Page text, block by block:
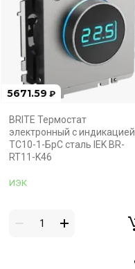
5671.59 ₽
BRITE Термостат
электронный с индикацией
ТС10-1-БрС сталь IEK BR-
RT11-K46
ИЭК